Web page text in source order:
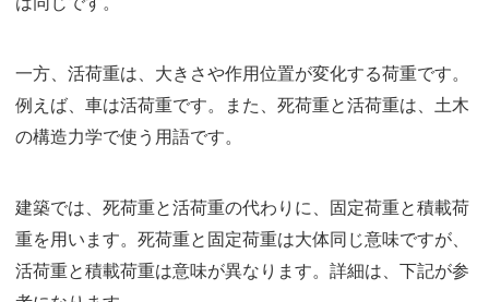
一方、活荷重は、大きさや作用位置が変化する荷重です。
例えば、車は活荷重です。また、死荷重と活荷重は、土木
の構造力学で使う用語です。
建築では、死荷重と活荷重の代わりに、固定荷重と積載荷
重を用います。死荷重と固定荷重は大体同じ意味ですが、
活荷重と積載荷重は意味が異なります。詳細は、下記が参